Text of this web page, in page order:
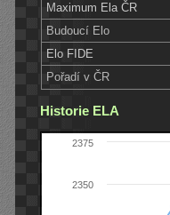
Maximum Ela ČR
Budoucí Elo
Elo FIDE
Pořadí v ČR
Historie ELA
2350
2375